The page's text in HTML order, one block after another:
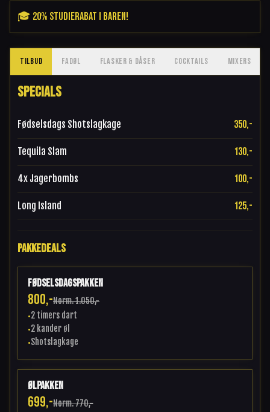
🎓 20% STUDIERABAT I BAREN!
TILBUD FADØL FLASKER & DÅSER COCKTAILS MIXERS
SPECIALS
Fødselsdags Shotslagkage 350,-
Tequila Slam 130,-
4x Jagerbombs 100,-
Long Island 125,-
PAKKEDEALS
Fødselsdagspakken
800,-Norm.1.050,-
•2 timers dart
•2 kander øl
•Shotslagkage
Ølpakken
699,-Norm.770,-